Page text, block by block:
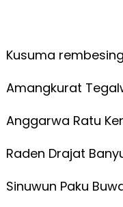
Kusuma
Amangkurat
Anggarwa Ratu
Raden Drajat
Sinuwun Paku